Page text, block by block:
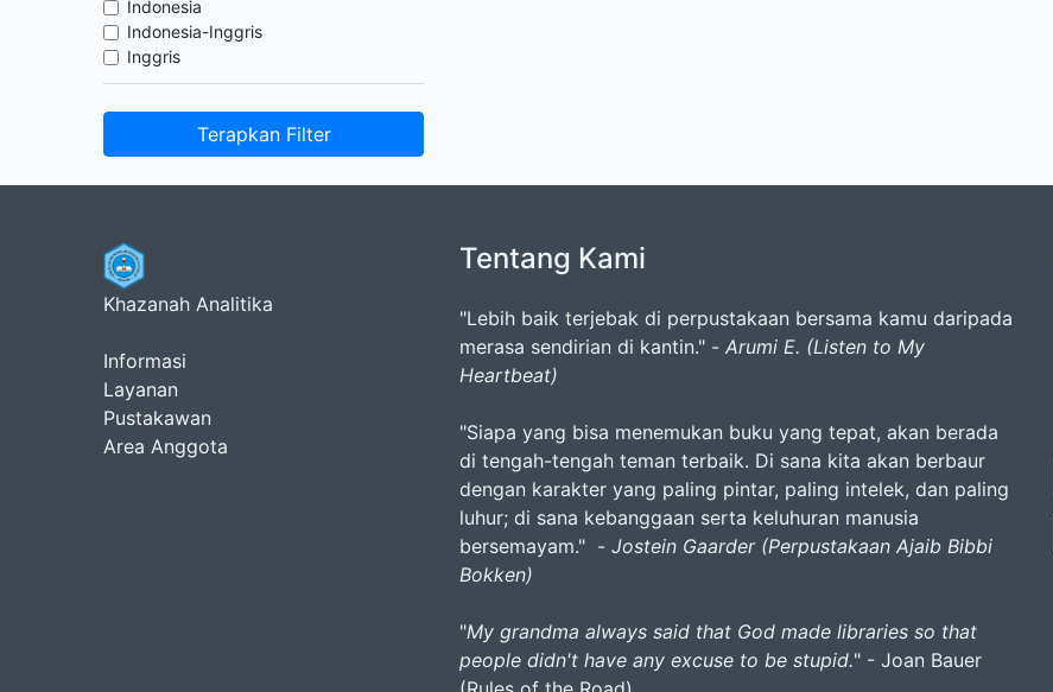
Indonesia
Indonesia-Inggris
Inggris
Terapkan Filter
Khazanah Analitika
Informasi
Layanan
Pustakawan
Area Anggota
Tentang Kami
"Lebih baik terjebak di perpustakaan bersama kamu daripada
merasa sendirian di kantin." - Arumi E. (Listen to My
Heartbeat)
"Siapa yang bisa menemukan buku yang tepat, akan berada
di tengah-tengah teman terbaik. Di sana kita akan berbaur
dengan karakter yang paling pintar, paling intelek, dan paling
luhur; di sana kebanggaan serta keluhuran manusia
bersemayam." - Jostein Gaarder (Perpustakaan Ajaib Bibbi
Bokken)
"My grandma always said that God made libraries so that
people didn't have any excuse to be stupid." - Joan Bauer